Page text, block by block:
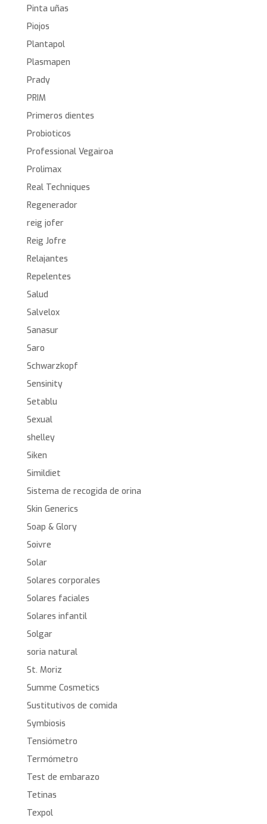
Pinta uñas
Piojos
Plantapol
Plasmapen
Prady
PRIM
Primeros dientes
Probioticos
Professional Vegairoa
Prolimax
Real Techniques
Regenerador
reig jofer
Reig Jofre
Relajantes
Repelentes
Salud
Salvelox
Sanasur
Saro
Schwarzkopf
Sensinity
Setablu
Sexual
shelley
Siken
Simildiet
Sistema de recogida de orina
Skin Generics
Soap & Glory
Soivre
Solar
Solares corporales
Solares faciales
Solares infantil
Solgar
soria natural
St. Moriz
Summe Cosmetics
Sustitutivos de comida
Symbiosis
Tensiómetro
Termómetro
Test de embarazo
Tetinas
Texpol